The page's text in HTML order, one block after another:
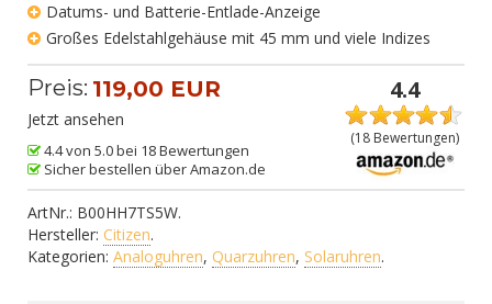
Datums- und Batterie-Entlade-Anzeige
Großes Edelstahlgehäuse mit 45 mm und viele Indizes
Preis: 119,00 EUR
Jetzt ansehen
4.4 von 5.0 bei 18 Bewertungen
Sicher bestellen über Amazon.de
4.4
(18Bewertungen)
ArtNr.: B00HH7TS5W.
Hersteller: Citizen.
Kategorien: Analoguhren, Quarzuhren, Solaruhren.